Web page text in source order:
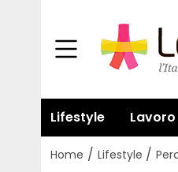
Lifestyle Lavoro
Home / Lifestyle /